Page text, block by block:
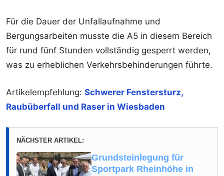
Für die Dauer der Unfallaufnahme und
Bergungsarbeiten musste die A5 in diesem Bereich
für rund fünf Stunden vollständig gesperrt werden,
was zu erheblichen Verkehrsbehinderungen führte.
Artikelempfehlung: Schwerer Fenstersturz,
Raubüberfall und Raser in Wiesbaden
NÄCHSTER ARTIKEL:
Grundsteinlegung für
Sportpark Rheinhöhe in